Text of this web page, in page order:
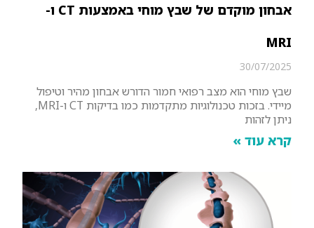
אבחון מוקדם של שבץ מוחי באמצעות CT ו-
MRI
30/07/2025
שבץ מוחי הוא מצב רפואי חמור הדורש אבחון מהיר וטיפול
מיידי. בזכות טכנולוגיות מתקדמות כמו בדיקות CT ו-MRI,
ניתן לזהות
קרא עוד »